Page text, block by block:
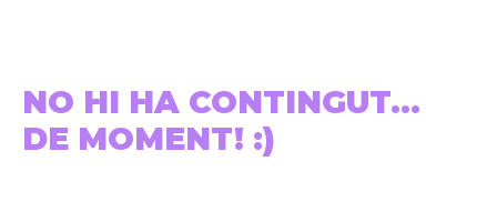
NO HI HA CONTINGUT...
DE MOMENT! :)